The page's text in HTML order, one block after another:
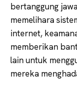
bertanggung
memelihara
internet,
memberikan
lain untuk
mereka